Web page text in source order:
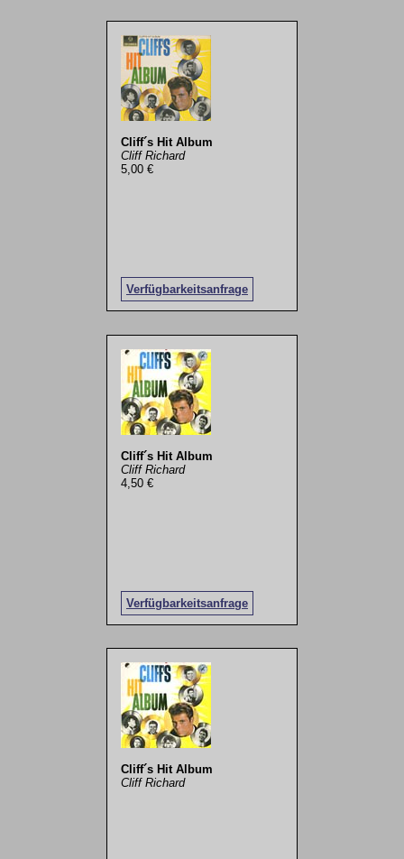
Cliff´s Hit Album
Cliff Richard
5,00 €
Verfügbarkeitsanfrage
Cliff´s Hit Album
Cliff Richard
4,50 €
Verfügbarkeitsanfrage
Cliff´s Hit Album
Cliff Richard